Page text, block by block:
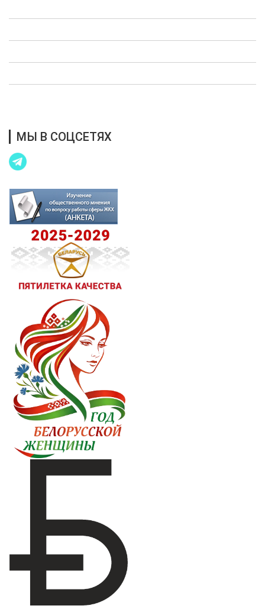
МЫ В СОЦСЕТЯХ